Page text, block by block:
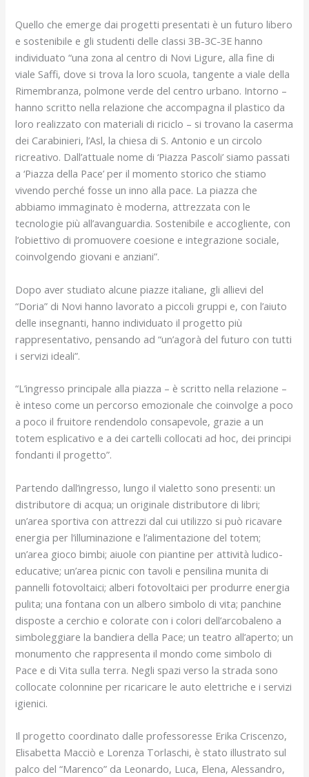
Quello che emerge dai progetti presentati è un futuro libero
e sostenibile e gli studenti delle classi 3B-3C-3E hanno
individuato “una zona al centro di Novi Ligure, alla fine di
viale Saffi, dove si trova la loro scuola, tangente a viale della
Rimembranza, polmone verde del centro urbano. Intorno –
hanno scritto nella relazione che accompagna il plastico da
loro realizzato con materiali di riciclo – si trovano la caserma
dei Carabinieri, l’Asl, la chiesa di S. Antonio e un circolo
ricreativo. Dall’attuale nome di ‘Piazza Pascoli’ siamo passati
a ‘Piazza della Pace’ per il momento storico che stiamo
vivendo perché fosse un inno alla pace. La piazza che
abbiamo immaginato è moderna, attrezzata con le
tecnologie più all’avanguardia. Sostenibile e accogliente, con
l’obiettivo di promuovere coesione e integrazione sociale,
coinvolgendo giovani e anziani”.
Dopo aver studiato alcune piazze italiane, gli allievi del
“Doria” di Novi hanno lavorato a piccoli gruppi e, con l’aiuto
delle insegnanti, hanno individuato il progetto più
rappresentativo, pensando ad “un’agorà del futuro con tutti
i servizi ideali”.
“L’ingresso principale alla piazza – è scritto nella relazione –
è inteso come un percorso emozionale che coinvolge a poco
a poco il fruitore rendendolo consapevole, grazie a un
totem esplicativo e a dei cartelli collocati ad hoc, dei principi
fondanti il progetto”.
Partendo dall’ingresso, lungo il vialetto sono presenti: un
distributore di acqua; un originale distributore di libri;
un’area sportiva con attrezzi dal cui utilizzo si può ricavare
energia per l’illuminazione e l’alimentazione del totem;
un’area gioco bimbi; aiuole con piantine per attività ludico-
educative; un’area picnic con tavoli e pensilina munita di
pannelli fotovoltaici; alberi fotovoltaici per produrre energia
pulita; una fontana con un albero simbolo di vita; panchine
disposte a cerchio e colorate con i colori dell’arcobaleno a
simboleggiare la bandiera della Pace; un teatro all’aperto; un
monumento che rappresenta il mondo come simbolo di
Pace e di Vita sulla terra. Negli spazi verso la strada sono
collocate colonnine per ricaricare le auto elettriche e i servizi
igienici.
Il progetto coordinato dalle professoresse Erika Criscenzo,
Elisabetta Macciò e Lorenza Torlaschi, è stato illustrato sul
palco del “Marenco” da Leonardo, Luca, Elena, Alessandro,